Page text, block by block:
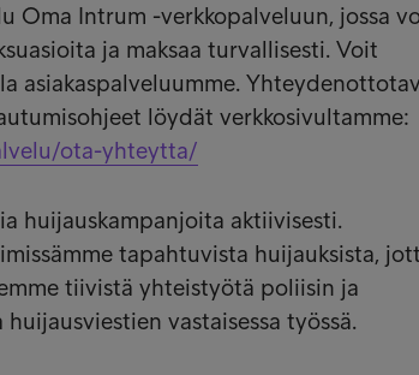
Oma Intrum -verkkopalveluun, jossa
ja maksaa turvallisesti. Voit
asiakaspalveluumme.
löydät verkkosivultamme:
ota-yhteytta/
huijauskampanjoita aktiivisesti.
tapahtuvista huijauksista,
tiivistä yhteistyötä poliisin ja
vastaisessa työssä.